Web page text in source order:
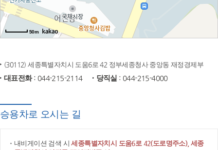
50m
(30112) 세종특별자치시 도움6로 42 정부세종청사 중앙동 재정경제부
대표전화: 044-215-2114 당직실 : 044-215-4000
승용차로 오시는 길
내비게이션 검색 시세종특별자치시 도움6로 42(도로명주소), 세종